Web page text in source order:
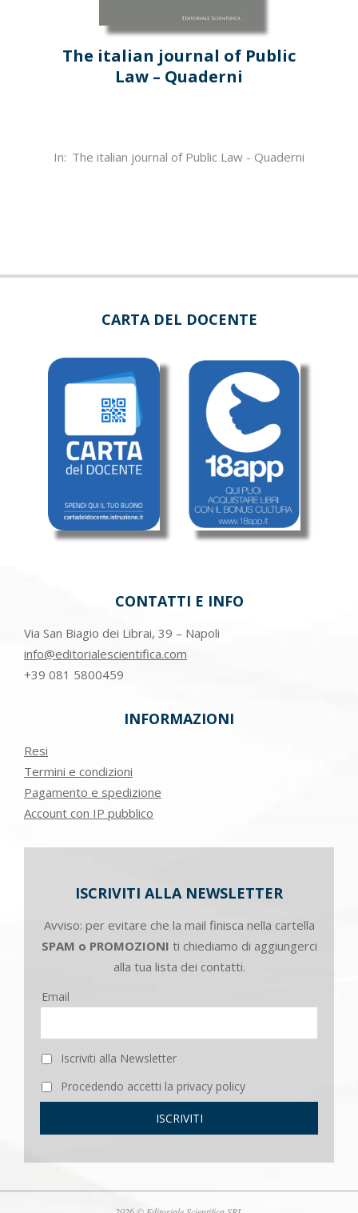
The italian journal of Public
Law – Quaderni
2022-
In: The italian journal of Public Law - Quaderni
CARTA DEL DOCENTE
CONTATTI E INFO
Via San Biagio dei Librai, 39 – Napoli
info@editorialescientifica.com
+39 081 5800459
INFORMAZIONI
Resi
Termini e condizioni
Pagamento e spedizione
Account con IP pubblico
ISCRIVITI ALLA NEWSLETTER
Avviso: per evitare che la mail finisca nella cartella
SPAM o PROMOZIONI ti chiediamo di aggiungerci
alla tua lista dei contatti.
Email
Iscriviti alla Newsletter
Procedendo accetti la privacy policy